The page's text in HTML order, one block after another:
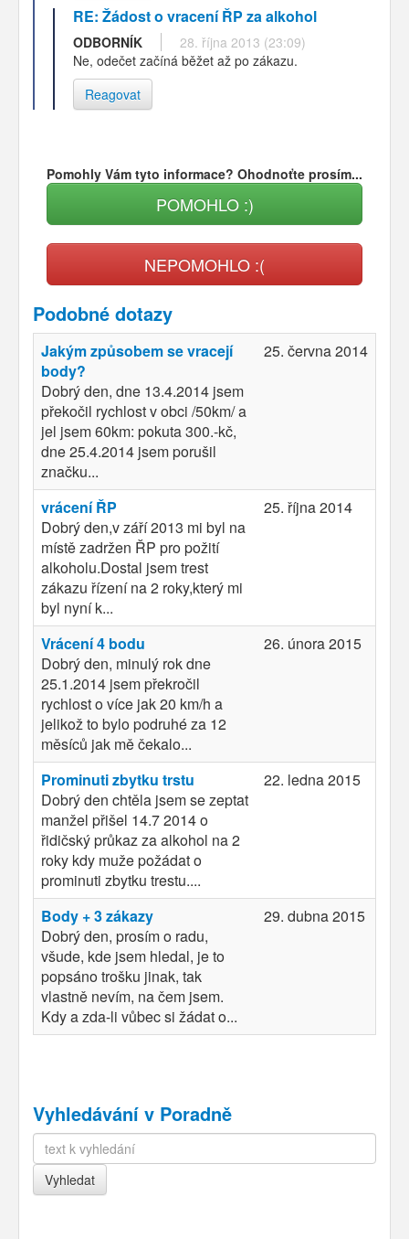
RE: Žádost o vracení ŘP za alkohol
ODBORNÍK
28. října 2013 (23:09)
Ne, odečet začíná běžet až po zákazu.
Reagovat
Pomohly Vám tyto informace? Ohodnoťte prosím...
POMOHLO :)
NEPOMOHLO :(
Podobné dotazy
Jakým způsobem se vracejí
body?
Dobrý den, dne 13.4.2014 jsem
překočil rychlost v obci /50km/ a
jel jsem 60km: pokuta 300.-kč,
dne 25.4.2014 jsem porušil
značku...
25. června 2014
vrácení ŘP
Dobrý den,v září 2013 mi byl na
místě zadržen ŘP pro požití
alkoholu.Dostal jsem trest
zákazu řízení na 2 roky,který mi
byl nyní k...
25. října 2014
Vrácení 4 bodu
Dobrý den, minulý rok dne
25.1.2014 jsem překročil
rychlost o více jak 20 km/h a
jelikož to bylo podruhé za 12
měsíců jak mě čekalo...
26. února 2015
Prominuti zbytku trstu
Dobrý den chtěla jsem se zeptat
manžel přišel 14.7 2014 o
řidičský průkaz za alkohol na 2
roky kdy muže požádat o
prominuti zbytku trestu....
22. ledna 2015
Body + 3 zákazy
Dobrý den, prosím o radu,
všude, kde jsem hledal, je to
popsáno trošku jinak, tak
vlastně nevím, na čem jsem.
Kdy a zda-li vůbec si žádat o...
29. dubna 2015
Vyhledávání v Poradně